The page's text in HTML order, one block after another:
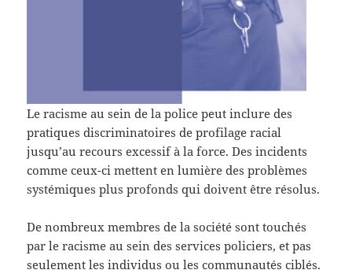
Le racisme au sein de la police peut inclure des
pratiques discriminatoires de profilage racial
jusqu’au recours excessif à la force. Des incidents
comme ceux-ci mettent en lumière des problèmes
systémiques plus profonds qui doivent être résolus.
De nombreux membres de la société sont touchés
par le racisme au sein des services policiers, et pas
seulement les individus ou les communautés ciblés.